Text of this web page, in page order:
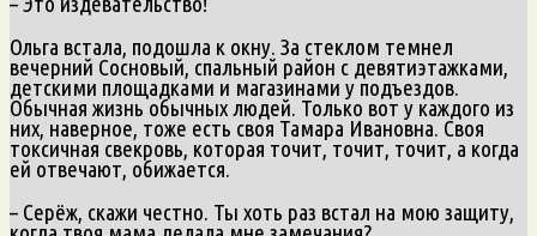
Ольга встала, подошла к окну. За стеклом темнел
вечерний Сосновый, спальный район с девятиэтажками,
детскими площадками и магазинами у подъездов.
Обычная жизнь обычных людей. Только вот у каждого из
них, наверное, тоже есть своя Тамара Ивановна. Своя
токсичная свекровь, которая точит, точит, точит, а когда
ей отвечают, обижается.
– Серёж, скажи честно. Ты хоть раз встал на мою защиту,